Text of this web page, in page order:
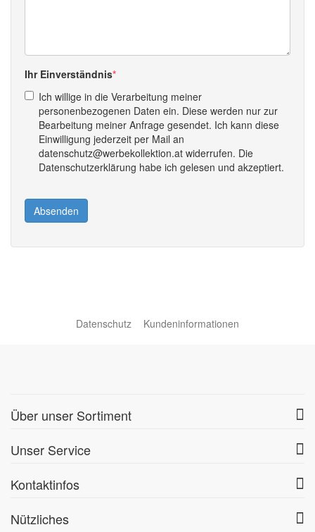
Ihr Einverständnis
Ich willige in die Verarbeitung meiner
personenbezogenen Daten ein. Diese werden nur zur
Bearbeitung meiner Anfrage gesendet. Ich kann diese
Einwilligung jederzeit per Mail an
datenschutz@werbekollektion.at widerrufen. Die
Datenschutzerklärung habe ich gelesen und akzeptiert.
Absenden
Datenschutz Kundeninformationen
Über unser Sortiment
Unser Service
Kontaktinfos
Nützliches